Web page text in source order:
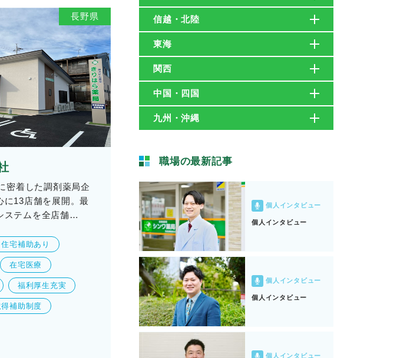
長野県
密着した調剤薬局企
に13店舗を展開。最
ステムを全店舗…
住宅補助あり
在宅医療
福利厚生充実
補助制度
信越・北陸
東海
関西
中国・四国
九州・沖縄
職場の最新記事
個人インタビュー
個人インタビュー
個人インタビュー
個人インタビュー
個人インタビュー